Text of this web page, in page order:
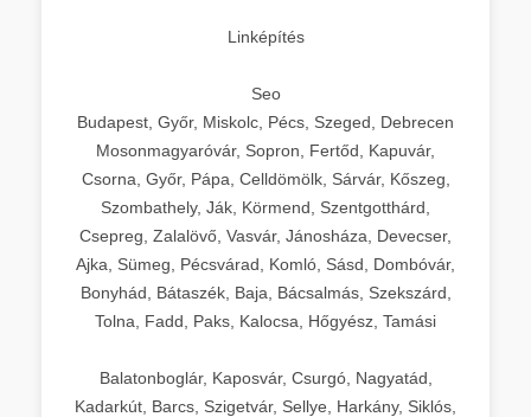
Linképítés
Seo
Budapest, Győr, Miskolc, Pécs, Szeged, Debrecen
Mosonmagyaróvár, Sopron, Fertőd, Kapuvár,
Csorna, Győr, Pápa, Celldömölk, Sárvár, Kőszeg,
Szombathely, Ják, Körmend, Szentgotthárd,
Csepreg, Zalalövő, Vasvár, Jánosháza, Devecser,
Ajka, Sümeg, Pécsvárad, Komló, Sásd, Dombóvár,
Bonyhád, Bátaszék, Baja, Bácsalmás, Szekszárd,
Tolna, Fadd, Paks, Kalocsa, Hőgyész, Tamási
Balatonboglár, Kaposvár, Csurgó, Nagyatád,
Kadarkút, Barcs, Szigetvár, Sellye, Harkány, Siklós,